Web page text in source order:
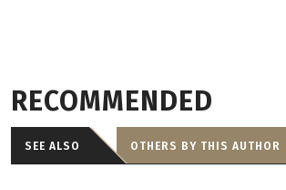
RECOMMENDED
SEE ALSO OTHERS BY THIS AUTHOR